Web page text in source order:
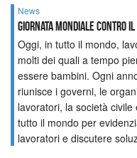
News
Giornata mondiale contro
Oggi, in tutto il mondo,
molti dei quali a tempo
essere bambini. Ogni
riunisce i governi, le
lavoratori, la società
tutto il mondo per
lavoratori e discutere